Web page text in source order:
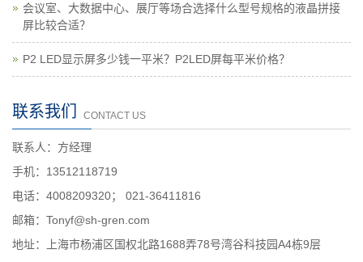
会议室、大数据中心、展厅等场合选择什么型号规格的液晶拼接
屏比较合适？
P2 LED显示屏多少钱一平米？P2LED屏每平米价格？
联系我们 CONTACT US
联系人：方经理
手机：13512118719
电话：4008209320； 021-36411816
邮箱：Tonyf@sh-gren.com
地址：上海市杨浦区国权北路1688弄78号湾谷科技园A4栋9层